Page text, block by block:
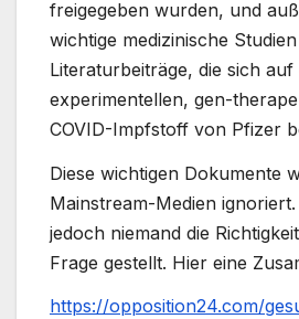
freigegeben wurden, und
wichtige medizinische
Literaturbeiträge, die sich auf
experimentellen, gen-
COVID-Impfstoff von Pfizer
Diese wichtigen Dokumente
Mainstream-Medien
jedoch niemand die
Frage gestellt. Hier eine
https://opposition24.com/